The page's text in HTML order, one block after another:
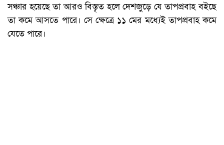
সঞ্চার হয়েছে তা আরও বিস্তৃত হলে দেশজুড়ে যে তাপপ্রবাহ বইছে
তা কমে আসতে পারে। সে ক্ষেত্রে ১১ মের মধ্যেই তাপপ্রবাহ কমে
যেতে পারে।